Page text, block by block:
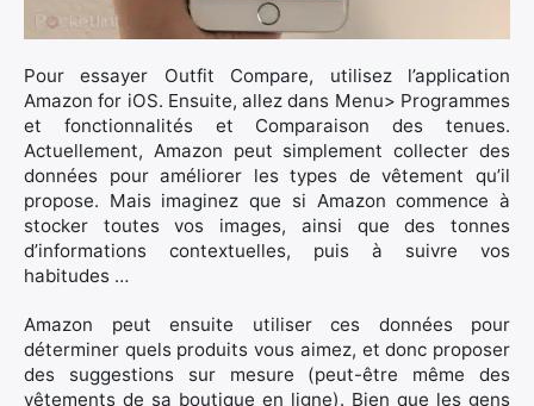
Pour essayer Outfit Compare, utilisez l’application
Amazon for iOS. Ensuite, allez dans Menu> Programmes
et fonctionnalités et Comparaison des tenues.
Actuellement, Amazon peut simplement collecter des
données pour améliorer les types de vêtement qu’il
propose. Mais imaginez que si Amazon commence à
stocker toutes vos images, ainsi que des tonnes
d’informations contextuelles, puis à suivre vos
habitudes …
Amazon peut ensuite utiliser ces données pour
déterminer quels produits vous aimez, et donc proposer
des suggestions sur mesure (peut-être même des
vêtements de sa boutique en ligne). Bien que les gens